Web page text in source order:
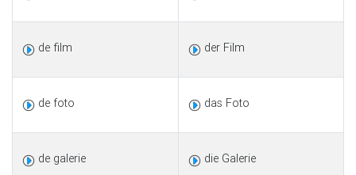
de film der Film
de foto das Foto
de galerie die Galerie